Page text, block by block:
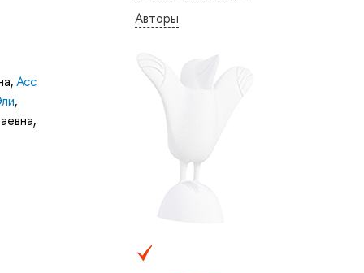
Авторы
,Асс
,
,